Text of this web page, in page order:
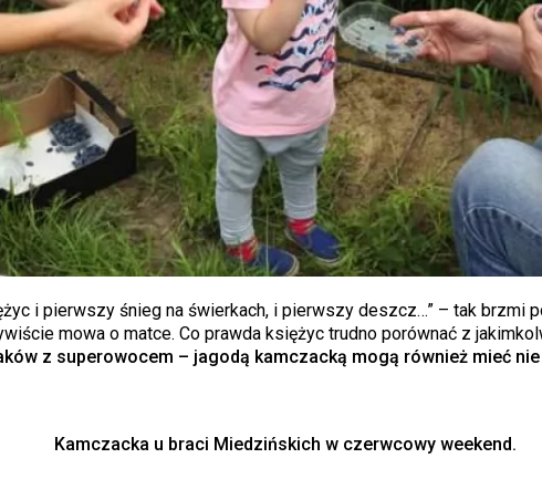
i pierwszy śnieg na świerkach, i pierwszy deszcz…” – tak brzmi
mowa o matce. Co prawda księżyc trudno porównać z
z superowocem – jagodą kamczacką mogą również mieć
Kamczacka u braci Miedzińskich w czerwcowy weekend.